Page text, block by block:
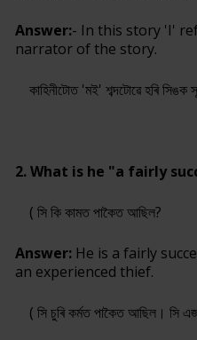
Answer:- In this story 'I'
narrator of the story.
কাহিনীটোত 'মই' শব্দটোৱে হৰি সিঙক
2. What is he "a fairly
( সি কি কামত পাকৈত আছিল?
Answer: He is a fairly
an experienced thief.
( সি চুৰি কৰ্মত পাকৈত আছিল। সি